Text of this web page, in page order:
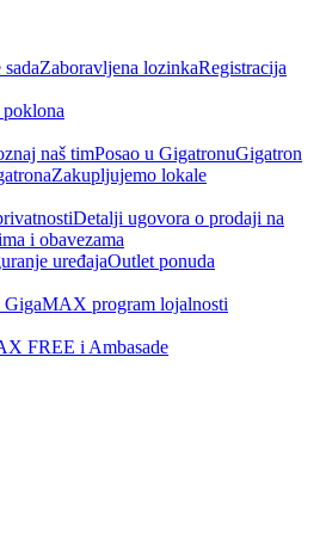
Zaboravljena lozinkaRegistracija
naš timPosao u GigatronuGigatron
Zakupljujemo lokale
Detalji ugovora o prodaji na
i obavezama
uređajaOutlet ponuda
GigaMAX program lojalnosti
FREE i Ambasade